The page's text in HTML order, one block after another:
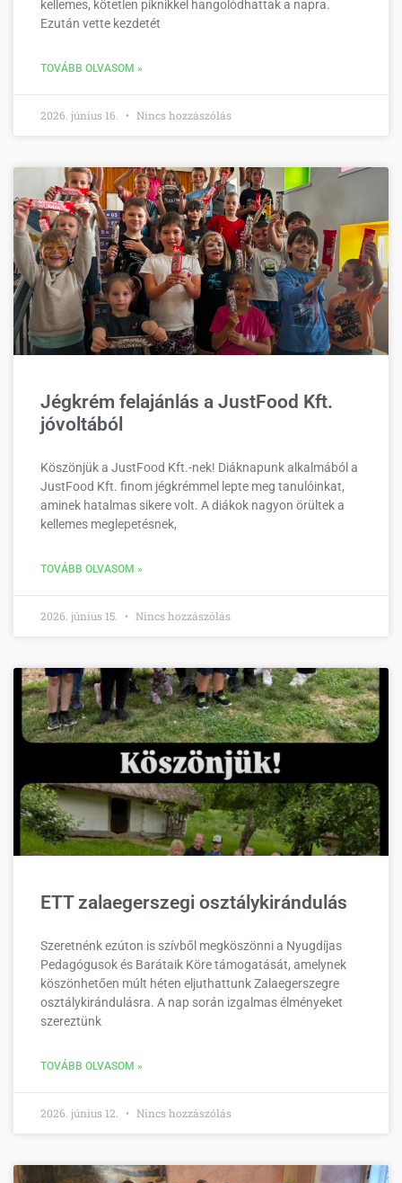
kellemes, kötetlen piknikkel hangolódhattak a napra.
Ezután vette kezdetét
TOVÁBB OLVASOM »
2026. június 16. Nincs hozzászólás
Jégkrém felajánlás a JustFood Kft.
jóvoltából
Köszönjük a JustFood Kft.-nek! Diáknapunk alkalmából a
JustFood Kft. finom jégkrémmel lepte meg tanulóinkat,
aminek hatalmas sikere volt. A diákok nagyon örültek a
kellemes meglepetésnek,
TOVÁBB OLVASOM »
2026. június 15. Nincs hozzászólás
ETT zalaegerszegi osztálykirándulás
Szeretnénk ezúton is szívből megköszönni a Nyugdíjas
Pedagógusok és Barátaik Köre támogatását, amelynek
köszönhetően múlt héten eljuthattunk Zalaegerszegre
osztálykirándulásra. A nap során izgalmas élményeket
szereztünk
TOVÁBB OLVASOM »
2026. június 12. Nincs hozzászólás